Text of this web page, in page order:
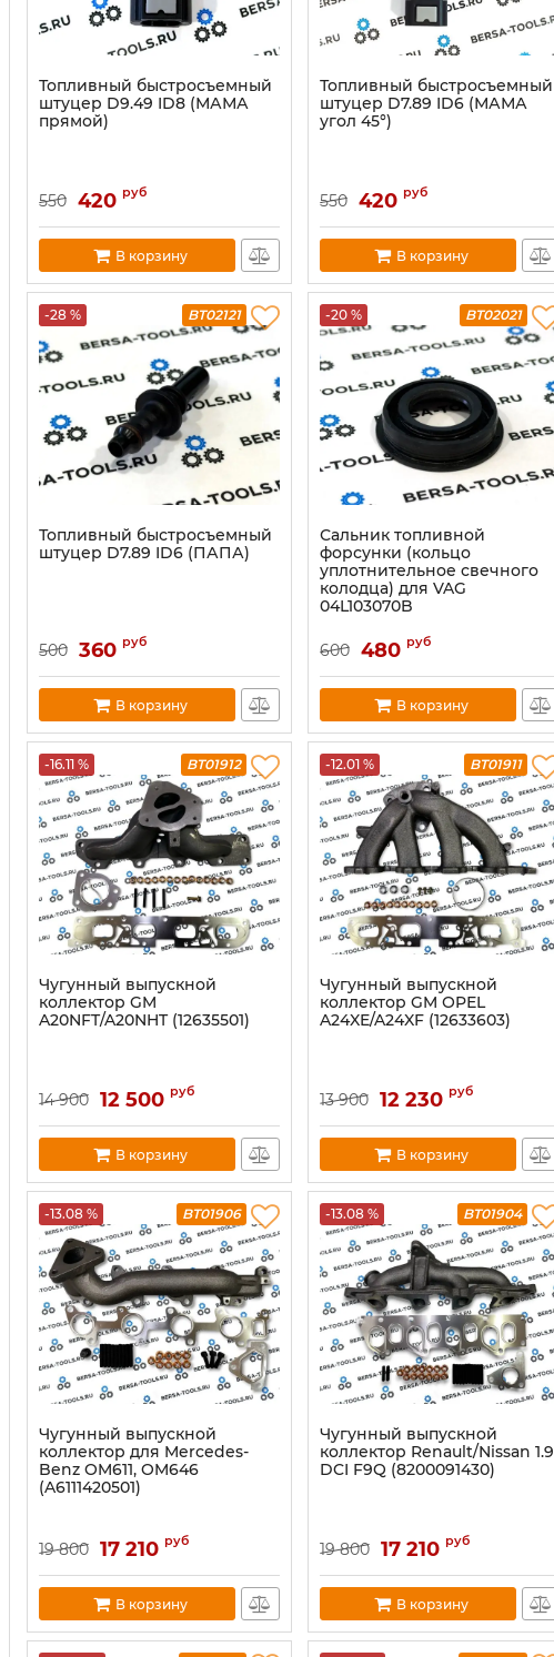
Топливный быстросъемный
штуцер D9.49 ID8 (МАМА
прямой)
550 420 руб
В корзину
Топливный быстросъемный
штуцер D7.89 ID6 (МАМА
угол 45°)
550 420 руб
В корзину
-28 % BT02121
Топливный быстросъемный
штуцер D7.89 ID6 (ПАПА)
500 360 руб
В корзину
-20 % BT02021
Сальник топливной
форсунки (кольцо
уплотнительное свечного
колодца) для VAG
04L103070B
600 480 руб
В корзину
-16.11 % BT01912
Чугунный выпускной
коллектор GM
A20NFT/A20NHT (12635501)
14 900 12 500 руб
В корзину
-12.01 % BT01911
Чугунный выпускнoй
коллектор GM ОPЕL
A24XE/A24XF (12633603)
13 900 12 230 руб
В корзину
-13.08 % BT01906
Чугунный выпускной
коллектор для Mercedes-
Benz OM611, OM646
(A6111420501)
19 800 17 210 руб
В корзину
-13.08 % BT01904
Чугунный выпуcкнoй
коллектор Renault/Nissan 1.9
DCI F9Q (8200091430)
19 800 17 210 руб
В корзину